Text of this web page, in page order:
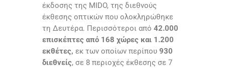
έκδοσης της MIDO, της διεθνούς
έκθεσης οπτικών που ολοκληρώθηκε
τη Δευτέρα. Περισσότεροι από 42.000
επισκέπτες από 168 χώρες και 1.200
εκθέτες, εκ των οποίων περίπου 930
διεθνείς, σε 8 περιοχές έκθεσης σε 7